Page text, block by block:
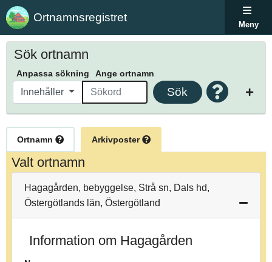
Ortnamnsregistret
Meny
Sök ortnamn
Anpassa sökning Ange ortnamn
Innehåller Sök
Ortnamn Arkivposter
Valt ortnamn
Hagagården, bebyggelse, Strå sn, Dals hd,
Östergötlands län, Östergötland
Information om Hagagården